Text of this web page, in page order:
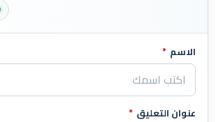
اترك هذا الحقل فارغاً
الاسم *
عنوان التعليق *